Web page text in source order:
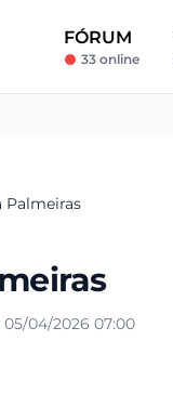
FÓRUM
33 online
Palmeiras
04/2026 07:00